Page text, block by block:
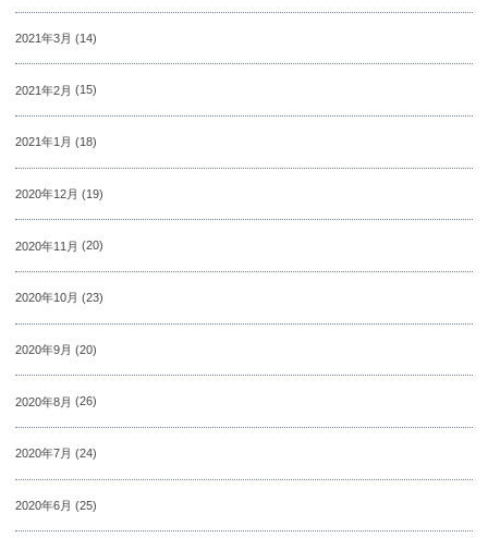
2021年3月 (14)
2021年2月 (15)
2021年1月 (18)
2020年12月 (19)
2020年11月 (20)
2020年10月 (23)
2020年9月 (20)
2020年8月 (26)
2020年7月 (24)
2020年6月 (25)